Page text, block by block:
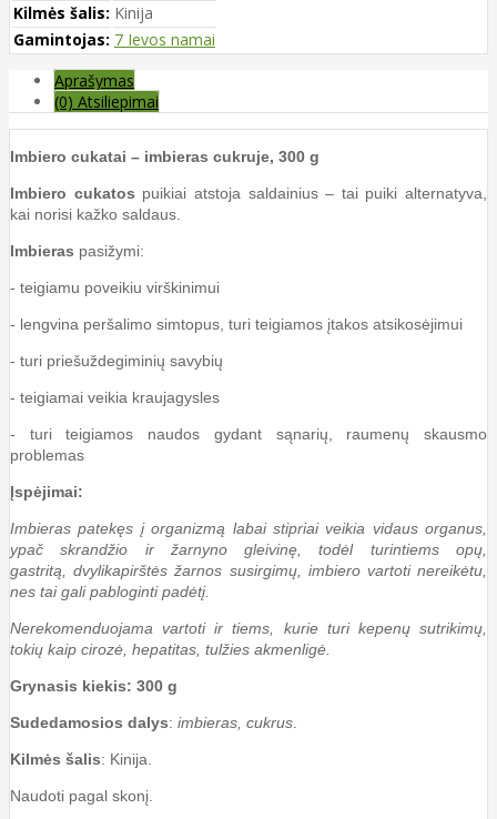
Kilmės šalis: Kinija
Gamintojas: 7 Ievos namai
Aprašymas
(0) Atsiliepimai
Imbiero cukatai – imbieras cukruje, 300 g
Imbiero cukatos puikiai atstoja saldainius – tai puiki alternatyva,
kai norisi kažko saldaus.
Imbieras pasižymi:
- teigiamu poveikiu virškinimui
- lengvina peršalimo simtopus, turi teigiamos įtakos atsikosėjimui
- turi priešuždegiminių savybių
- teigiamai veikia kraujagysles
- turi teigiamos naudos gydant sąnarių, raumenų skausmo
problemas
Įspėjimai:
Imbieras patekęs į organizmą labai stipriai veikia vidaus organus,
ypač skrandžio ir žarnyno gleivinę, todėl turintiems opų,
gastritą, dvylikapirštės žarnos susirgimų, imbiero vartoti nereikėtu,
nes tai gali pabloginti padėtį.
Nerekomenduojama vartoti ir tiems, kurie turi kepenų sutrikimų,
tokių kaip cirozė, hepatitas, tulžies akmenligė.
Grynasis kiekis: 300 g
Sudedamosios dalys: imbieras, cukrus
Kilmės šalis: Kinija.
Naudoti pagal skonį.